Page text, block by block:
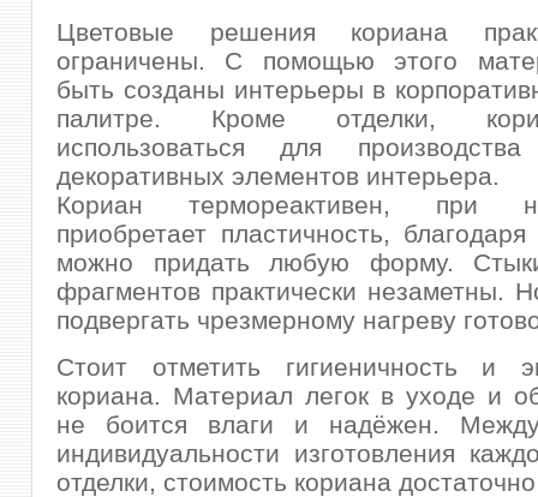
Цветовые решения кориана
ограничены. С помощью этого
быть созданы интерьеры в
палитре. Кроме отделки,
использоваться для
декоративных элементов интерьера.
Кориан термореактивен, при
приобретает пластичность,
можно придать любую форму.
фрагментов практически незаметны.
подвергать чрезмерному нагреву
Стоит отметить гигиеничность и
кориана. Материал легок в уходе и
не боится влаги и надёжен.
индивидуальности изготовления
отделки, стоимость кориана